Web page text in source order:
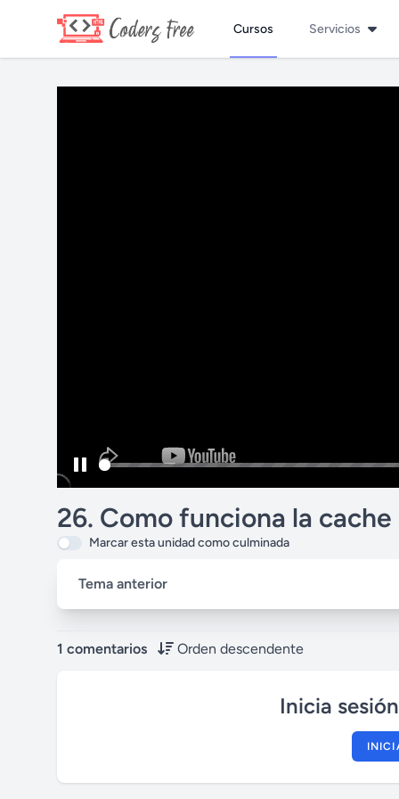
Cursos Servicios
P
a
u
e
26. Como funciona la cache
Marcar esta unidad como culminada
Tema anterior
1 comentarios Orden descendente
Inicia